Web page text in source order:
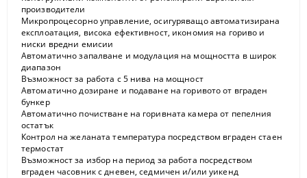
производители
Микропроцесорно управление, осигуряващо автоматизирана
експлоатация, висока ефективност, икономия на гориво и
ниски вредни емисии
Автоматично запалване и модулация на мощността в широк
диапазон
Възможност за работа с 5 нива на мощност
Автоматично дозиране и подаване на горивото от вграден
бункер
Автоматично почистване на горивната камера от пепелния
остатък
Контрол на желаната температура посредством вграден стаен
термостат
Възможност за избор на период за работа посредством
вграден часовник с дневен, седмичен и/или уикенд